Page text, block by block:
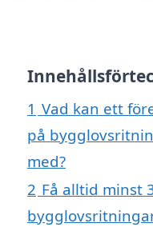
1 Vad kan ett
på
med?
2 Få alltid minst